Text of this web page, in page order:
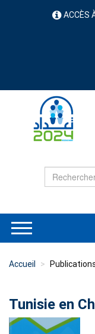
menu ACCÈS
Accueil
Tunisie en